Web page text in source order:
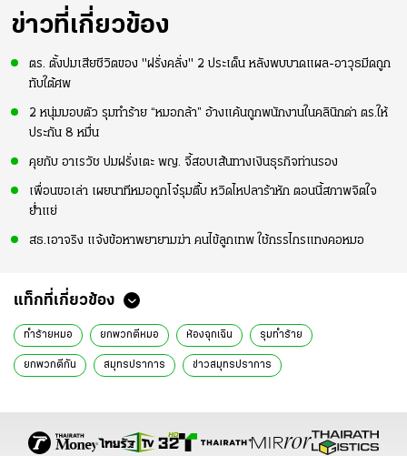
ข่าวที่เกี่ยวข้อง
ตร. ตั้งปมเสียชีวิตของ "ฝรั่งคลั่ง" 2 ประเด็น หลังพบบาดแผล-อาวุธมีดถูก
ทับใต้ศพ
2 หนุ่มมอบตัว รุมทำร้าย “หมอกล้า” อ้างแค้นถูกพนักงานในคลินิกด่า ตร.ให้
ประกัน 8 หมื่น
คุยกับ อาเรวัช ปมฝรั่งเตะ พญ. จี้สอบเส้นทางเงินธุรกิจท่านรอง
เพื่อนขอเล่า เผยนาทีหมอถูกโจ๋รุมตื้บ หวิดไหปลาร้าหัก ตอนนี้สภาพจิตใจ
ย่ำแย่
สธ.เอาจริง แจ้งข้อหาพยายามฆ่า คนไข้ลูกเทพ ใช้กรรไกรแทงคอหมอ
แท็กที่เกี่ยวข้อง
ทำร้ายหมอ ยกพวกตีหมอ ห้องฉุกเฉิน รุมทำร้าย
ยกพวกตีกัน สมุทรปราการ ข่าวสมุทรปราการ